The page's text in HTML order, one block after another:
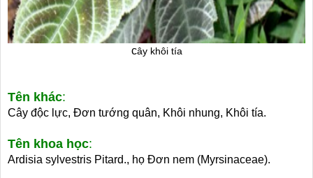
cây khôi tía
Tên khác:
Cây độc lực, Đơn tướng quân, Khôi nhung, Khôi tía.
Tên khoa học:
Ardisia sylvestris Pitard., họ Đơn nem (Myrsinaceae).